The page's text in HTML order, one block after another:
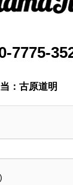
7775-
：古原道明